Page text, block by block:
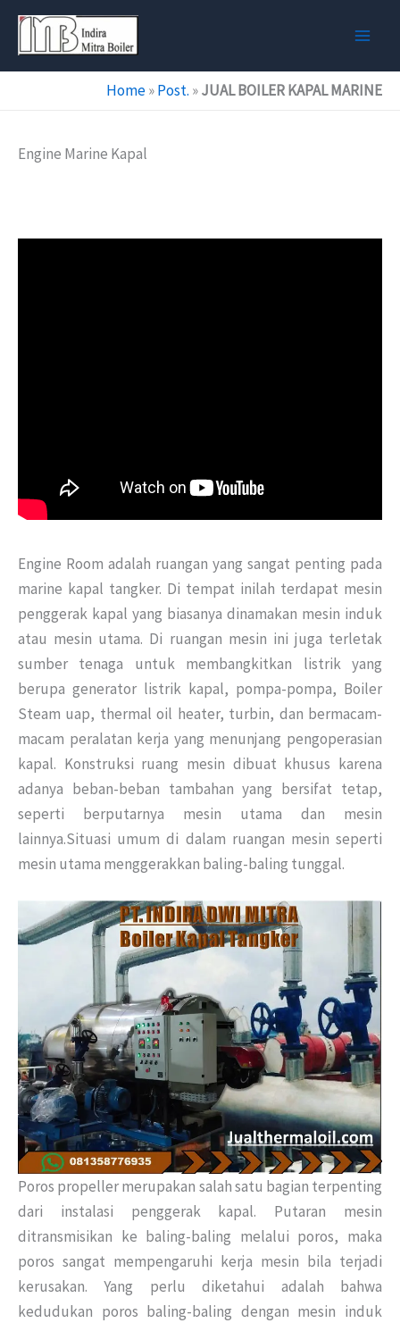
Skip
content
Home»Post. »JUAL BOILER KAPAL MARINE
Engine Marine Kapal
Engine Room adalah ruangan yang sangat penting pada
marine kapal tangker. Di tempat inilah terdapat mesin
penggerak kapal yang biasanya dinamakan mesin induk
atau mesin utama. Di ruangan mesin ini juga terletak
sumber tenaga untuk membangkitkan listrik yang
berupa generator listrik kapal, pompa-pompa, Boiler
Steam uap, thermal oil heater, turbin, dan bermacam-
macam peralatan kerja yang menunjang pengoperasian
kapal. Konstruksi ruang mesin dibuat khusus karena
adanya beban-beban tambahan yang bersifat tetap,
seperti berputarnya mesin utama dan mesin
lainnya.Situasi umum di dalam ruangan mesin seperti
mesin utama menggerakkan baling-baling tunggal.
Poros propeller merupakan salah satu bagian terpenting
dari instalasi penggerak kapal. Putaran mesin
ditransmisikan ke baling-baling melalui poros, maka
poros sangat mempengaruhi kerja mesin bila terjadi
kerusakan. Yang perlu diketahui adalah bahwa
kedudukan poros baling-baling dengan mesin induk